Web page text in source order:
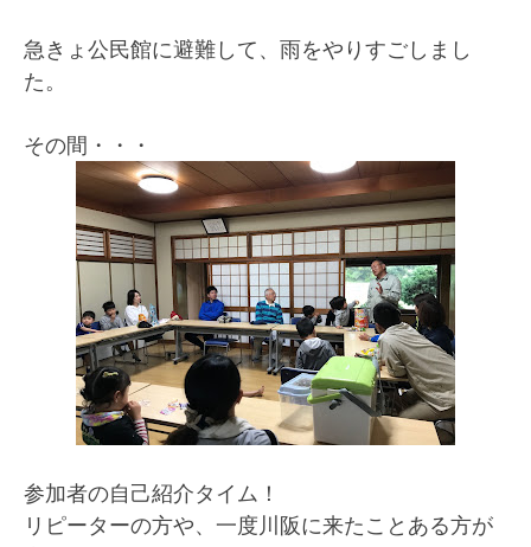
急きょ公民館に避難して、雨をやりすごしまし
た。
その間・・・
参加者の自己紹介タイム！
リピーターの方や、一度川阪に来たことある方が